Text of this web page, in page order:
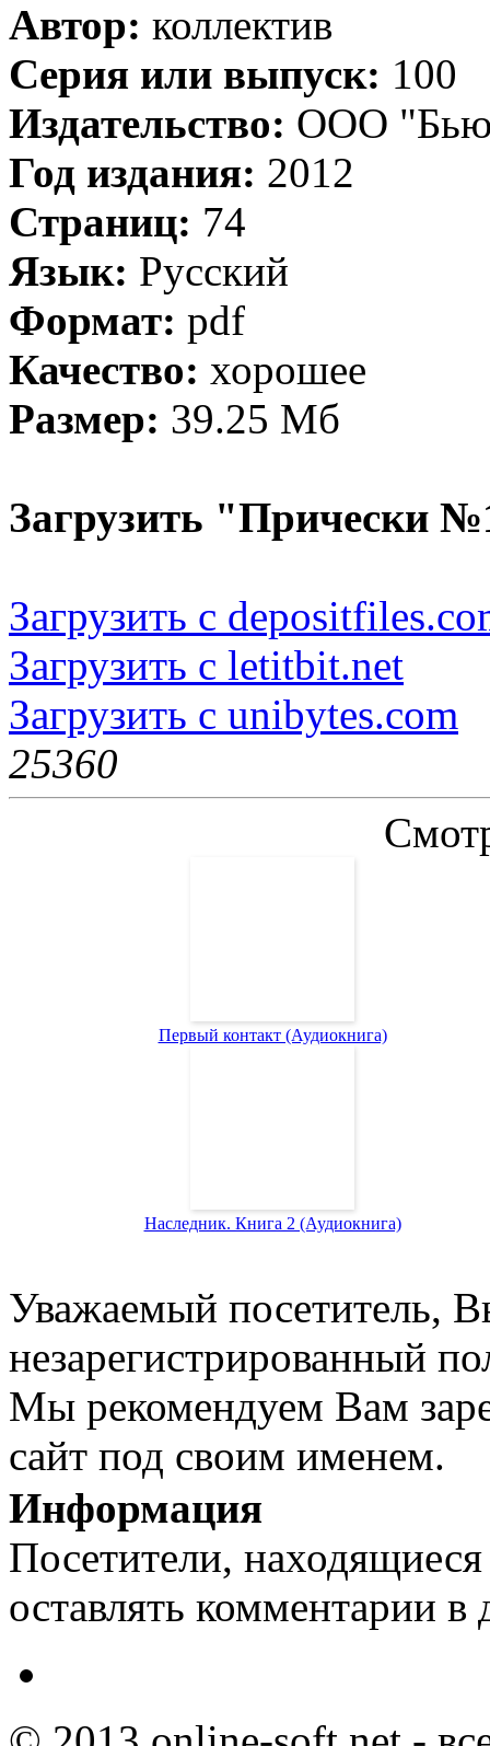
Автор: коллектив
Серия или выпуск: 100
Издательство: ООО
Год издания: 2012
Страниц: 74
Язык: Русский
Формат: pdf
Качество: хорошее
Размер: 39.25 Мб
Загрузить "Прически
Загрузить с
Загрузить с letitbit.net
Загрузить с unibytes.com
25360
Первый контакт (Аудиокнига)
Наследник. Книга 2 (Аудиокнига)
Уважаемый посетитель,
незарегистрированный
Мы рекомендуем Вам
сайт под своим именем.
Информация
Посетители,
оставлять комментарии в